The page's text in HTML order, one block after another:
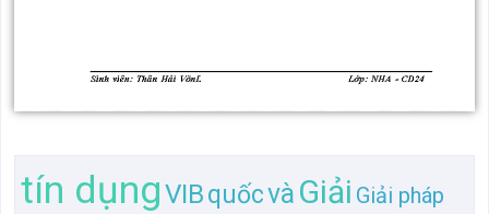
tín dụngVIBquốcvà Giải Giải pháp